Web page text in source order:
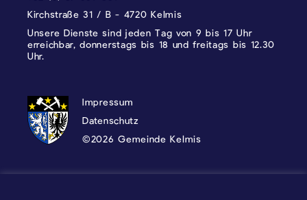
Kirchstraße 31 / B - 4720 Kelmis
Unsere Dienste sind jeden Tag von 9 bis 17 Uhr
erreichbar, donnerstags bis 18 und freitags bis 12.30
Uhr.
DATENSCHUTZ, IMPRESSUM UND
Impressum
Datenschutz
©2026 Gemeinde Kelmis